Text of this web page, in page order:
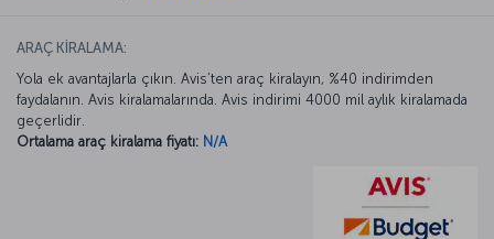
ARAÇ KİRALAMA:
Yola ek avantajlarla çıkın. Avis’ten araç kiralayın, %40 indirimden
faydalanın. Avis kiralamalarında. Avis indirimi 4000 mil aylık kiralamada
geçerlidir.
Ortalama araç kiralama fiyatı: N/A